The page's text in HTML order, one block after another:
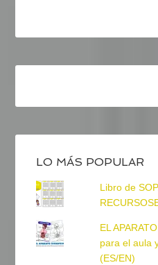
LO MÁS POPULAR
Libro de
EL
para el aula
(ES/EN)